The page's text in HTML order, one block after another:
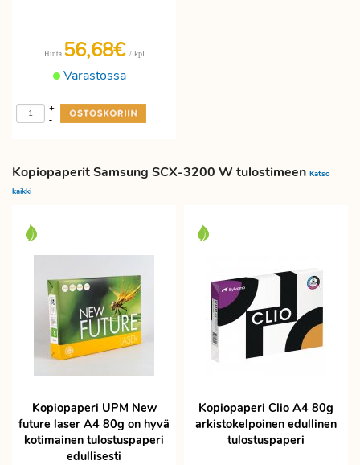
Varastossa
Hinta 56,68€ / kpl
-
+
Kopiopaperit Samsung SCX-3200 W tulostimeen Katso
kaikki
Kopiopaperi UPM New
future laser A4 80g on hyvä
kotimainen tulostuspaperi
edullisesti
Kopiopaperi Clio A4 80g
arkistokelpoinen edullinen
tulostuspaperi